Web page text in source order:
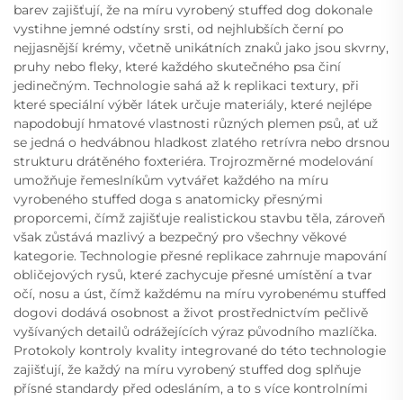
barev zajišťují, že na míru vyrobený stuffed dog dokonale
vystihne jemné odstíny srsti, od nejhlubších černí po
nejjasnější krémy, včetně unikátních znaků jako jsou skvrny,
pruhy nebo fleky, které každého skutečného psa činí
jedinečným. Technologie sahá až k replikaci textury, při
které speciální výběr látek určuje materiály, které nejlépe
napodobují hmatové vlastnosti různých plemen psů, ať už
se jedná o hedvábnou hladkost zlatého retrívra nebo drsnou
strukturu drátěného foxteriéra. Trojrozměrné modelování
umožňuje řemeslníkům vytvářet každého na míru
vyrobeného stuffed doga s anatomicky přesnými
proporcemi, čímž zajišťuje realistickou stavbu těla, zároveň
však zůstává mazlivý a bezpečný pro všechny věkové
kategorie. Technologie přesné replikace zahrnuje mapování
obličejových rysů, které zachycuje přesné umístění a tvar
očí, nosu a úst, čímž každému na míru vyrobenému stuffed
dogovi dodává osobnost a život prostřednictvím pečlivě
vyšívaných detailů odrážejících výraz původního mazlíčka.
Protokoly kontroly kvality integrované do této technologie
zajišťují, že každý na míru vyrobený stuffed dog splňuje
přísné standardy před odesláním, a to s více kontrolními